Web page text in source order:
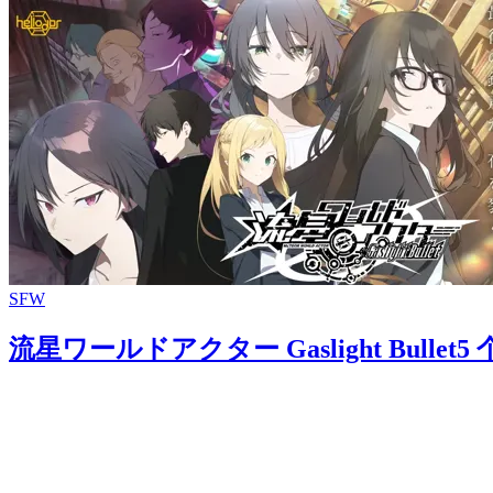
SFW
流星ワールドアクター Gaslight Bullet5